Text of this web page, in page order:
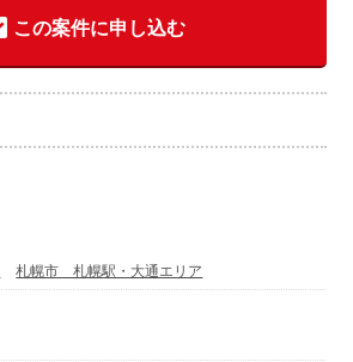
この案件に申し込む
札幌市 札幌駅・大通エリア